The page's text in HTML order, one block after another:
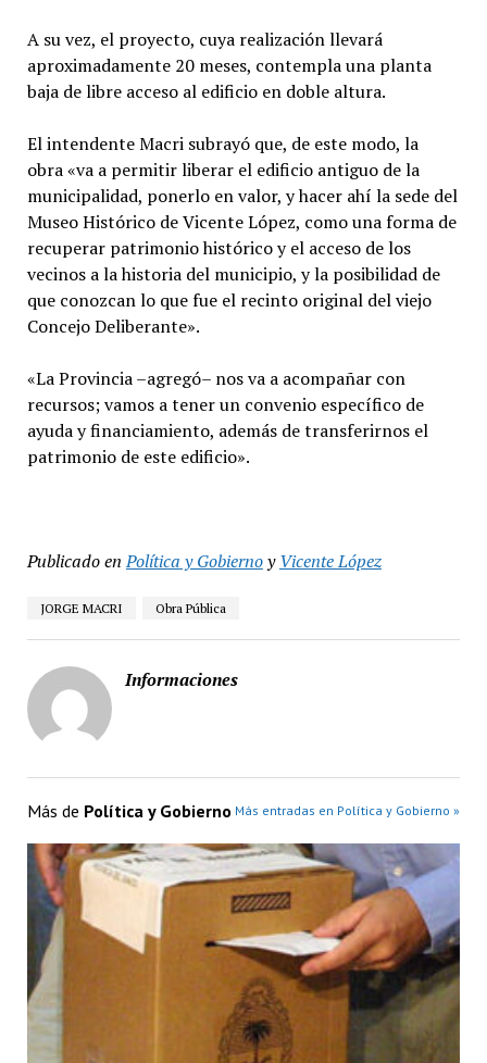
A su vez, el proyecto, cuya realización llevará
aproximadamente 20 meses, contempla una planta
baja de libre acceso al edificio en doble altura.
El intendente Macri subrayó que, de este modo, la
obra «va a permitir liberar el edificio antiguo de la
municipalidad, ponerlo en valor, y hacer ahí la sede del
Museo Histórico de Vicente López, como una forma de
recuperar patrimonio histórico y el acceso de los
vecinos a la historia del municipio, y la posibilidad de
que conozcan lo que fue el recinto original del viejo
Concejo Deliberante».
«La Provincia –agregó– nos va a acompañar con
recursos; vamos a tener un convenio específico de
ayuda y financiamiento, además de transferirnos el
patrimonio de este edificio».
Publicado en Política y GobiernoyVicente López
JORGE MACRI Obra Pública
Informaciones
Más de Política y Gobierno Más entradas en Política y Gobierno »